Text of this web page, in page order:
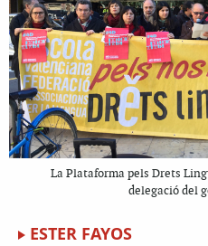
La Plataforma pels Drets
delegació del
ESTER FAYOS